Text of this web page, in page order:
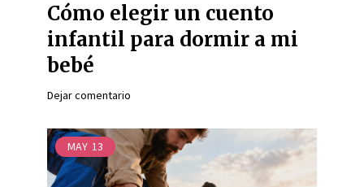
Cómo elegir un cuento
infantil para dormir a mi
bebé
Dejar comentario
MAY 13